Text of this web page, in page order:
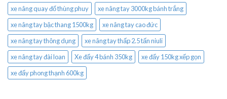
xe nâng quay đổ thùng phuy
xe nâng tay 3000kg bánh trắng
xe nâng tay bậc thang 1500kg
xe nâng tay cao đức
xe nâng tay thông dụng
xe nâng tay thấp 2.5 tấn niuli
xe nâng tay đài loan
Xe đẩy 4 bánh 350kg
xe đẩy 150kg xếp gọn
xe đẩy phong thạnh 600kg